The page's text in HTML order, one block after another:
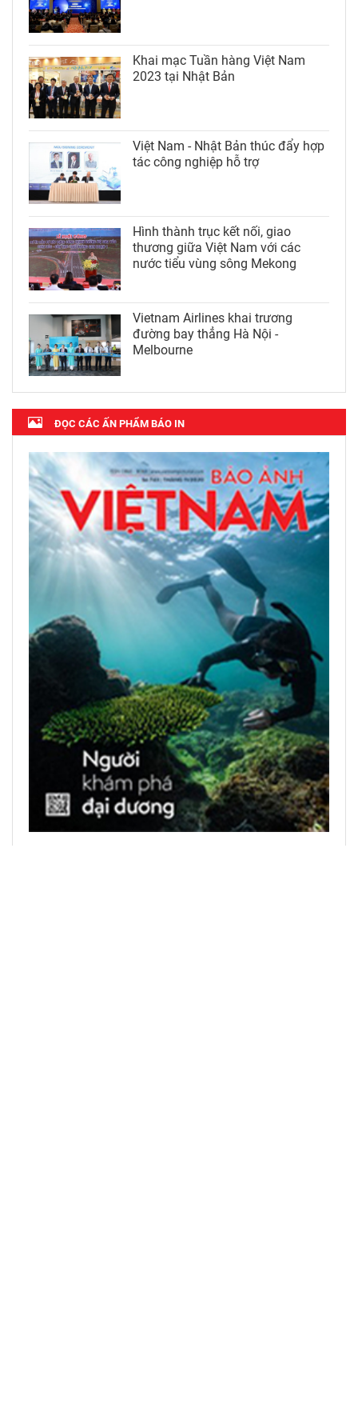
Khai mạc Tuần hàng Việt Nam
2023 tại Nhật Bản
Việt Nam - Nhật Bản thúc đẩy hợp
tác công nghiệp hỗ trợ
Hình thành trục kết nối, giao
thương giữa Việt Nam với các
nước tiểu vùng sông Mekong
Vietnam Airlines khai trương
đường bay thẳng Hà Nội -
Melbourne
ĐỌC CÁC ẤN PHẨM BÁO IN